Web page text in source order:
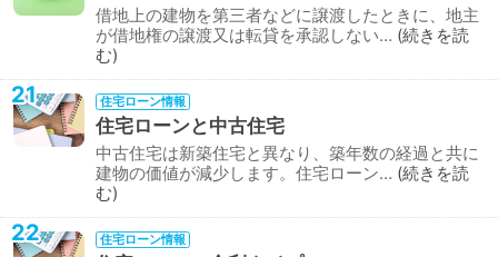
借地上の建物を第三者などに譲渡したときに、地主
が借地権の譲渡又は転貸を承認しない… 続きを読
む
21 住宅ローン情報
住宅ローンと中古住宅
中古住宅は新築住宅と異なり、築年数の経過と共に
建物の価値が減少します。住宅ローン… 続きを読
む
22 住宅ローン情報